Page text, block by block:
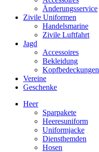
Änderungsservice
Zivile Uniformen
Handelsmarine
Zivile Luftfahrt
Jagd
Accessoires
Bekleidung
Kopfbedeckungen
Vereine
Geschenke
Heer
Sparpakete
Heeresuniform
Uniformjacke
Diensthemden
Hosen